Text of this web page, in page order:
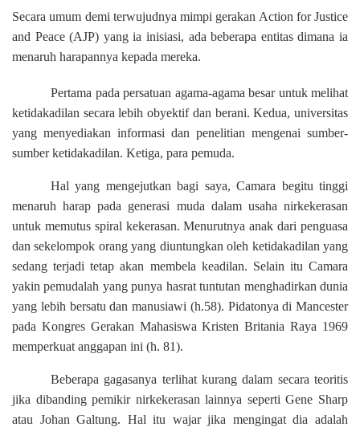
Secara umum demi terwujudnya mimpi gerakan Action for Justice
and Peace (AJP) yang ia inisiasi, ada beberapa entitas dimana ia
menaruh harapannya kepada mereka.
Pertama pada persatuan agama-agama besar untuk melihat
ketidakadilan secara lebih obyektif dan berani. Kedua, universitas
yang menyediakan informasi dan penelitian mengenai sumber-
sumber ketidakadilan. Ketiga, para pemuda.
Hal yang mengejutkan bagi saya, Camara begitu tinggi
menaruh harap pada generasi muda dalam usaha nirkekerasan
untuk memutus spiral kekerasan. Menurutnya anak dari penguasa
dan sekelompok orang yang diuntungkan oleh ketidakadilan yang
sedang terjadi tetap akan membela keadilan. Selain itu Camara
yakin pemudalah yang punya hasrat tuntutan menghadirkan dunia
yang lebih bersatu dan manusiawi (h.58). Pidatonya di Mancester
pada Kongres Gerakan Mahasiswa Kristen Britania Raya 1969
memperkuat anggapan ini (h. 81).
Beberapa gagasanya terlihat kurang dalam secara teoritis
jika dibanding pemikir nirkekerasan lainnya seperti Gene Sharp
atau Johan Galtung. Hal itu wajar jika mengingat dia adalah